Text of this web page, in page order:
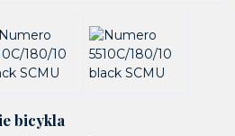
bicykla